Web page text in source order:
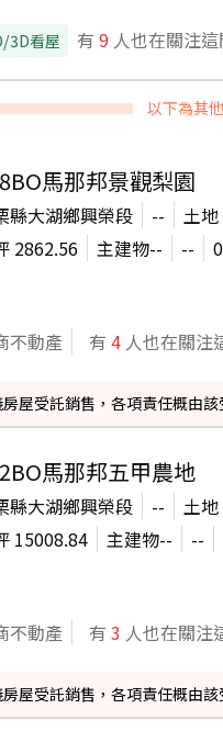
3D看屋 有 9 人也在關注
以下為其
馬那邦景觀梨園
縣大湖鄉興榮段 --
土地
2862.56 主建物-- -- 0
不動產 有 4 人也在關注
屋受託銷售，各項責任概由
馬那邦五甲農地
縣大湖鄉興榮段 --
土地
15008.84 主建物-- --
不動產 有 3 人也在關注
屋受託銷售，各項責任概由